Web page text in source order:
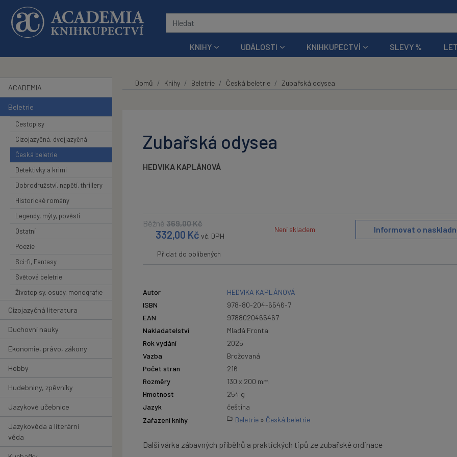
Přeskočit na hlavní obsah
KNIHY UDÁLOSTI KNIHKUPECTVÍ SLEVY %
ACADEMIA
Beletrie
Cestopisy
Cizojazyčná, dvojjazyčná
Česká beletrie
Detektivky a krimi
Dobrodružství, napětí, thrillery
Historické romány
Legendy, mýty, pověsti
Ostatní
Poezie
Sci-fi, Fantasy
Světová beletrie
Životopisy, osudy, monografie
Cizojazyčná literatura
Duchovní nauky
Ekonomie, právo, zákony
Hobby
Hudebniny, zpěvníky
Jazykové učebnice
Jazykověda a literární
věda
Domů Knihy Beletrie Česká beletrie Zubařská odysea
Zubařská odysea
HEDVIKA KAPLÁNOVÁ
Běžně 369,00Kč
332,00 Kč vč. DPH
Není skladem Informovat o
Přidat do oblíbených
Autor
HEDVIKA KAPLÁNOVÁ
ISBN
978-80-204-6546-7
EAN
9788020465467
Nakladatelství
Mladá Fronta
Rok vydání
2025
Vazba
Brožovaná
Počet stran
216
Rozměry
130 x 200 mm
Hmotnost
254 g
Jazyk
čeština
Zařazení knihy
Beletrie » Česká beletrie
Další várka zábavných příběhů a praktických tipů ze zubařské ordinace